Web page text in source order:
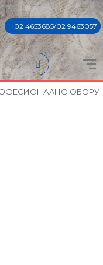
02 4653685/02 9463057